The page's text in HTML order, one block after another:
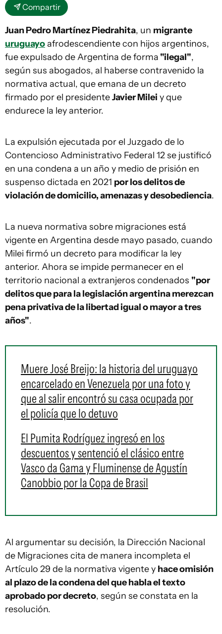
Compartir
Juan Pedro Martínez Piedrahita, un migrante
uruguayoafrodescendiente con hijos argentinos,
fue expulsado de Argentina de forma "ilegal",
según sus abogados, al haberse contravenido la
normativa actual, que emana de un decreto
firmado por el presidenteJavier Milei y que
endurece la ley anterior.
La expulsión ejecutada por el Juzgado de lo
Contencioso Administrativo Federal 12 se justificó
en una condena a un año y medio de prisión en
suspenso dictada en 2021 por los delitos de
violación de domicilio, amenazas y desobediencia.
La nueva normativa sobre migraciones está
vigente en Argentina desde mayo pasado, cuando
Milei firmó un decreto para modificar la ley
anterior. Ahora se impide permanecer en el
territorio nacional a extranjeros condenados "por
delitos que para la legislación argentina merezcan
pena privativa de la libertad igual o mayor a tres
años".
Muere José Breijo: la historia del uruguayo
encarcelado en Venezuela por una foto y
que al salir encontró su casa ocupada por
el policía que lo detuvo
El Pumita Rodríguez ingresó en los
descuentos y sentenció el clásico entre
Vasco da Gama y Fluminense de Agustín
Canobbio por la Copa de Brasil
Al argumentar su decisión, la Dirección Nacional
de Migraciones cita de manera incompleta el
Artículo 29 de la normativa vigente y hace omisión
al plazo de la condena del que habla el texto
aprobado por decreto, según se constata en la
resolución.